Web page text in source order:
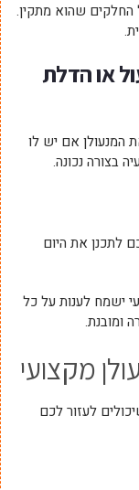
החלקים שהוא מתקין.
או הדלת
המנעולן אם יש לו
בצורה נכונה.
לתכנן את היום
ישמח לענות על כל
ומובנת.
מקצועי
לעזור לכם